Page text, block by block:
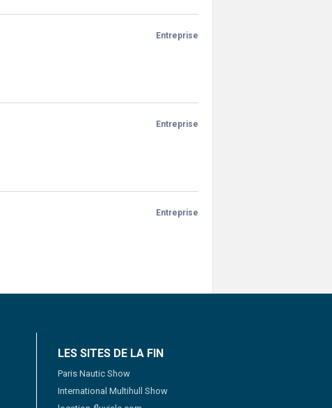
Entreprise
Entreprise
Entreprise
LES SITES DE LA FIN
Paris Nautic Show
International Multihull Show